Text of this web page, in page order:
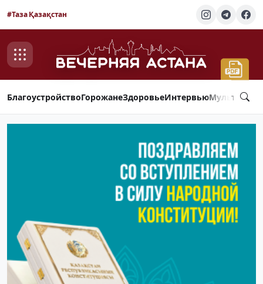
#Таза Қазақстан
БлагоустройствоГорожанеЗдоровьеИнтервью